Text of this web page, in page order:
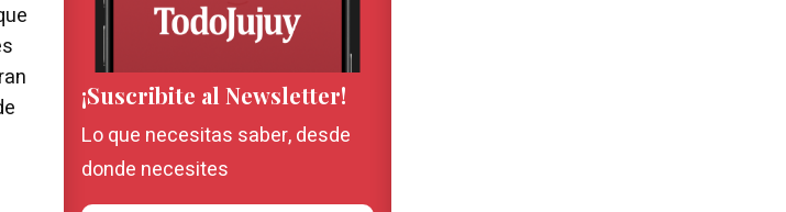
¡Suscribite al Newsletter!
Lo que necesitas saber, desde
donde necesites